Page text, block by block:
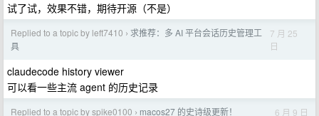
试了试，效果不错，期待开源（不是）
Replied to a topic by left7410 › 求推荐：多 AI 平台会话历史管理工
具
7 月 25
日
claudecode history viewer
可以看一些主流 agent 的历史记录
Replied to a topic by spike0100 › macos27 的史诗级更新！ 6 月 9 日